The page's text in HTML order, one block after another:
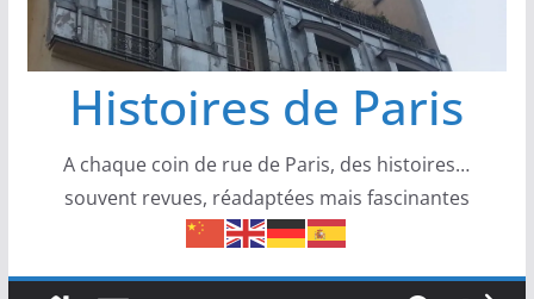
Histoires de Paris
A chaque coin de rue de Paris, des histoires…
souvent revues, réadaptées mais fascinantes